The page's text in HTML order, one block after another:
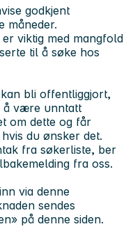
godkjent
måneder.
viktig med mangfold
til å søke hos
bli offentliggjort,
å være unntatt
om dette og får
du ønsker det.
fra søkerliste, ber
fra oss.
via denne
sendes
på denne siden.